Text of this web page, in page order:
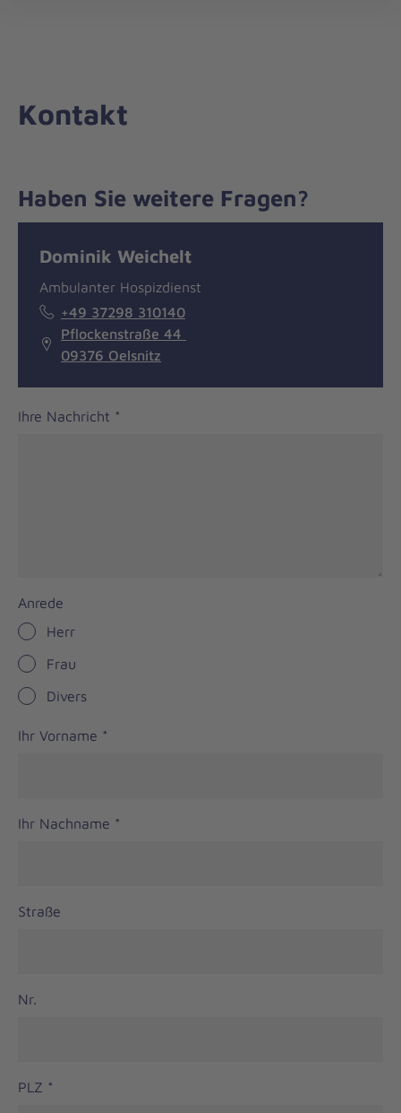
zum
Kontakt
Haben Sie weitere Fragen?
Dominik Weichelt
Ambulanter Hospizdienst
+49 37298 310140
Pflockenstraße 44
09376 Oelsnitz
Ihre Nachricht *
Anrede
Herr
Frau
Divers
Ihr Vorname *
Ihr Nachname *
Straße
Nr.
PLZ *